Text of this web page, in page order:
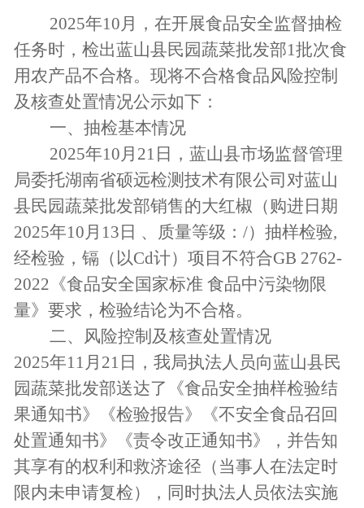
2025年10月，在开展食品安全监督抽检
任务时，检出蓝山县民园蔬菜批发部1批次食
用农产品不合格。现将不合格食品风险控制
及核查处置情况公示如下：
一、抽检基本情况
2025年10月21日，蓝山县市场监督管理
局委托湖南省硕远检测技术有限公司对蓝山
县民园蔬菜批发部销售的大红椒（购进日期
2025年10月13日 、质量等级：/）抽样检验,
经检验，镉（以Cd计）项目不符合GB 2762-
2022《食品安全国家标准 食品中污染物限
量》要求，检验结论为不合格。
二、风险控制及核查处置情况
2025年11月21日，我局执法人员向蓝山县民
园蔬菜批发部送达了《食品安全抽样检验结
果通知书》《检验报告》《不安全食品召回
处置通知书》《责令改正通知书》，并告知
其享有的权利和救济途径（当事人在法定时
限内未申请复检），同时执法人员依法实施